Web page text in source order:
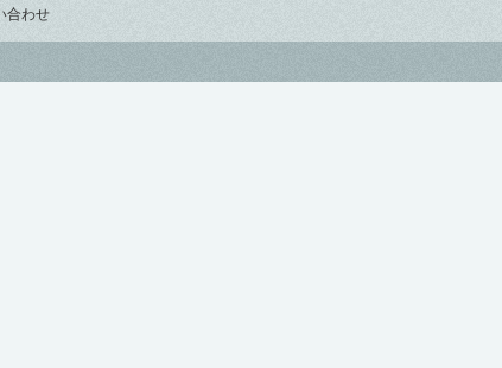
合わせ